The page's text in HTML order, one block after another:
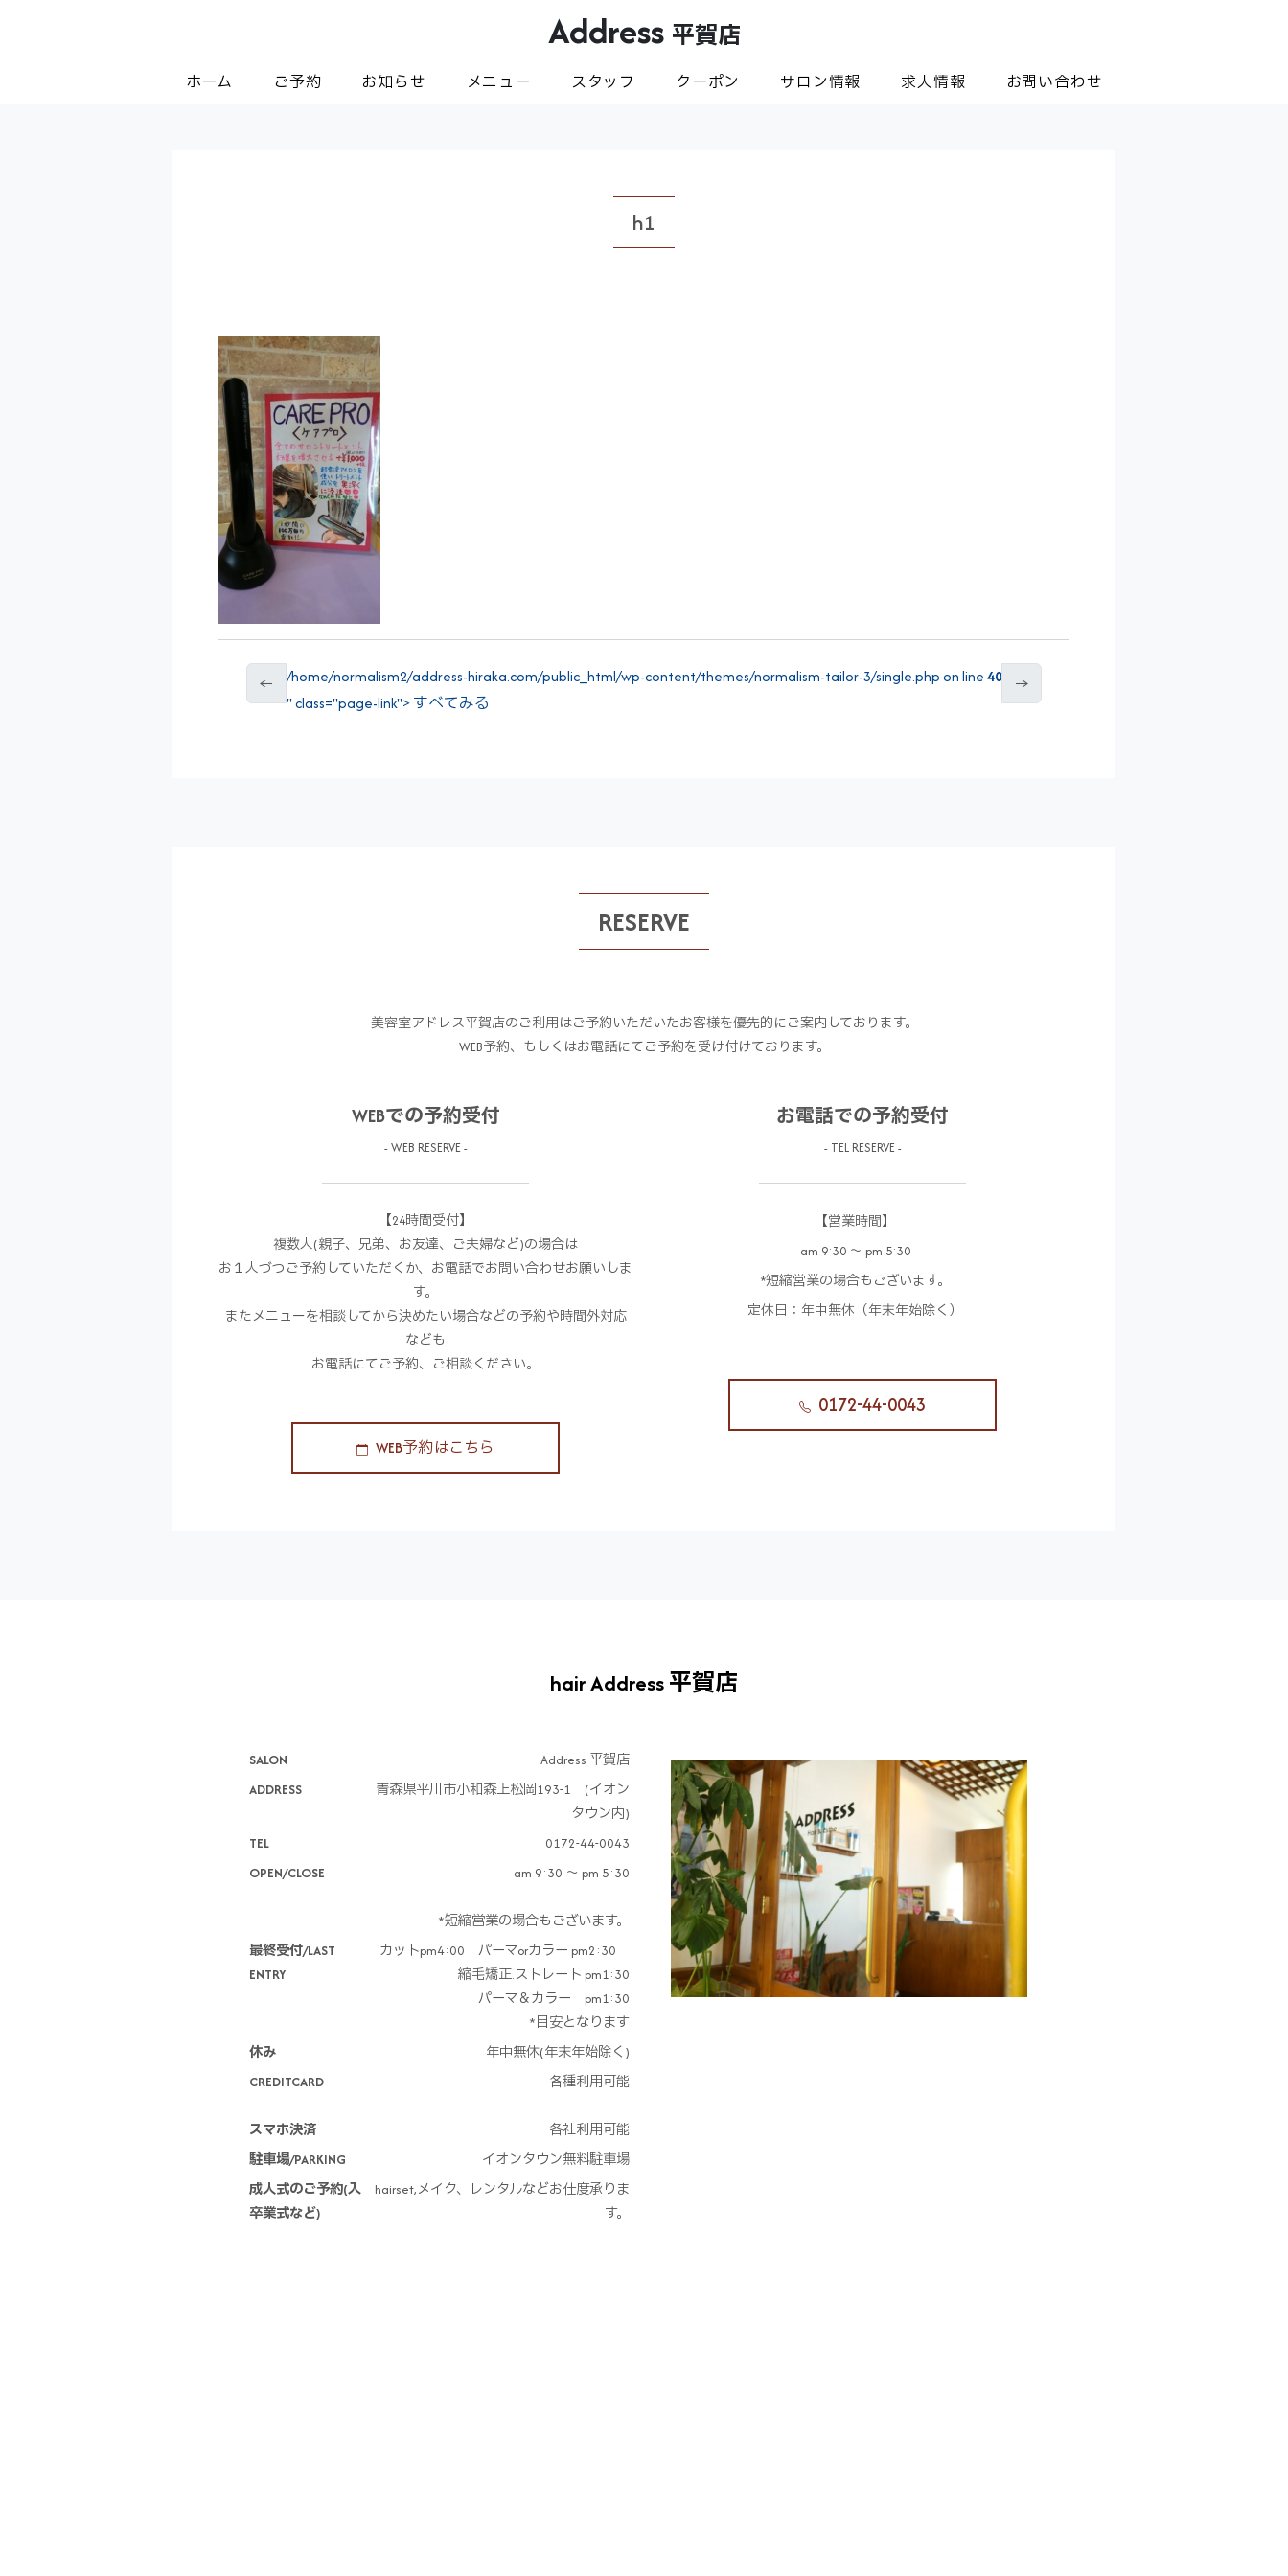
Address 平賀店
ホーム ご予約 お知らせ メニュー スタッフ クーポン サロン情報 求人情報 お問い合わせ
h1
← /home/normalism2/address-hiraka.com/public_html/wp-content/themes/normalism-tailor-3/single.php on line40
" class="page-link"> すべてみる
→
RESERVE
美容室アドレス平賀店のご利用はご予約いただいたお客様を優先的にご案内しております。
WEB予約、もしくはお電話にてご予約を受け付けております。
WEBでの予約受付
- WEB RESERVE -
【24時間受付】
複数人(親子、兄弟、お友達、ご夫婦など)の場合は
お１人づつご予約していただくか、お電話でお問い合わせお願いしま
す。
またメニューを相談してから決めたい場合などの予約や時間外対応
なども
お電話にてご予約、ご相談ください。
WEB予約はこちら
お電話での予約受付
- TEL RESERVE -
【営業時間】
am 9:30 〜 pm 5:30
*短縮営業の場合もございます。
定休日：年中無休（年末年始除く）
0172-44-0043
hair Address 平賀店
SALON
Address 平賀店
ADDRESS
青森県平川市小和森上松岡193-1 (イオン
タウン内)
TEL
0172-44-0043
OPEN/CLOSE
am 9:30 ～ pm 5:30
*短縮営業の場合もございます。
最終受付/LAST
ENTRY
カットpm4:00 パーマorカラー pm2:30
縮毛矯正.ストレート pm1:30
パーマ＆カラー pm1:30
*目安となります
休み
年中無休(年末年始除く)
CREDITCARD
スマホ決済
各種利用可能
各社利用可能
駐車場/PARKING
イオンタウン無料駐車場
成人式のご予約(入
卒業式など)
hairset,メイク、レンタルなどお仕度承りま
す。